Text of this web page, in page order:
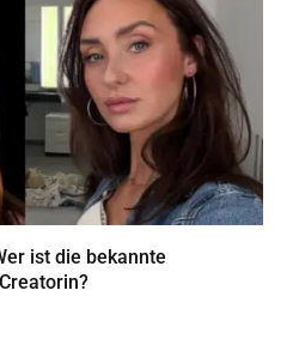
ist die bekannte